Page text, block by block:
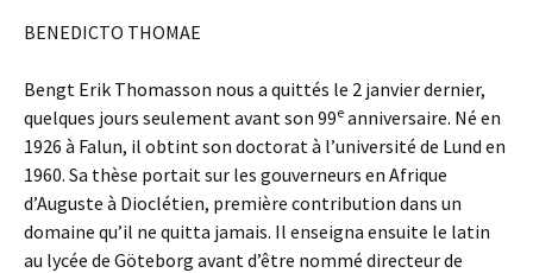
BENEDICTO THOMAE
Bengt Erik Thomasson nous a quittés le 2 janvier dernier,
quelques jours seulement avant son 99e anniversaire. Né en
1926 à Falun, il obtint son doctorat à l’université de Lund en
1960. Sa thèse portait sur les gouverneurs en Afrique
d’Auguste à Dioclétien, première contribution dans un
domaine qu’il ne quitta jamais. Il enseigna ensuite le latin
au lycée de Göteborg avant d’être nommé directeur de